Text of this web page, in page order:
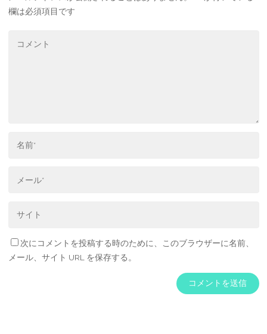
欄は必須項目です
次にコメントを投稿する時のために、このブラウザーに名前、
メール、サイト URL を保存する。